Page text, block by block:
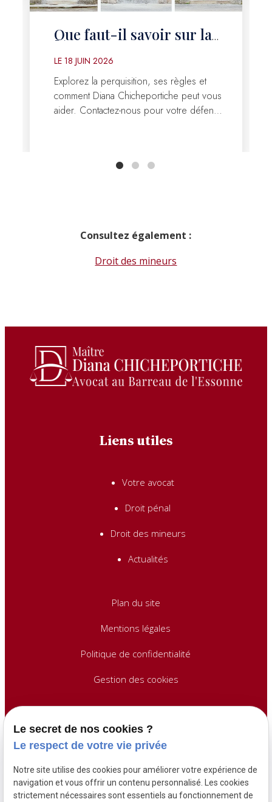
Que faut-il savoir sur la
pénal ?
LE18 JUIN 2026
Explorez la perquisition, ses règles et
comment Diana Chicheportiche peut vous
aider. Contactez-nous pour votre défense
Consultez également :
Droit des mineurs
Liens utiles
Votre avocat
Droit pénal
Droit des mineurs
Actualités
Plan du site
Mentions légales
Politique de confidentialité
Gestion des cookies
01.86.65.78.36
Le secret de nos cookies ?
Le respect de votre vie privée
Notre site utilise des cookies pour améliorer votre expérience de
navigation et vous offrir un contenu personnalisé. Les cookies
strictement nécessaires sont essentiels au fonctionnement de